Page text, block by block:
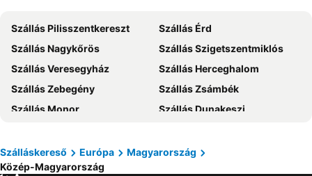
Szállás Balaton déli part
Szállás Kefalonia
Szállás Montenegró
Szállás Menorca
Szállás Tenerife
Szállás Szicília
Szállás Garda-tó
Szállás Észak-Olaszország
Szállás Pilisszentkereszt
Szállás Érd
Szállás Nagykőrös
Szállás Szigetszentmiklós
Szállás Veresegyház
Szállás Herceghalom
Szállás Zebegény
Szállás Zsámbék
Szállás Monor
Szállás Dunakeszi
Szállás Budaörs
Szállás Nagymaros
Szállás Dabas
Szálláskereső Európa
Magyarország
Közép-Magyarország